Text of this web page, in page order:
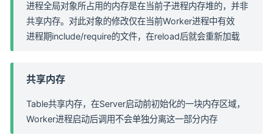
进程全局对象所占用的内存是在当前子进程内存堆的，并非
共享内存。对此对象的修改仅在当前Worker进程中有效
进程期include/require的文件，在reload后就会重新加载
共享内存
Table共享内存，在Server启动前初始化的一块内存区域，
Worker进程启动后调用不会单独分离这一部分内存